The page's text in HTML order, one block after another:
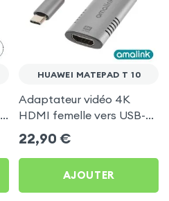
HUAWEI MATEPAD T 10
Adaptateur vidéo 4K
HDMI femelle vers USB-C
mâle pour Huawei
MatePad T 10
22,90 €
AJOUTER